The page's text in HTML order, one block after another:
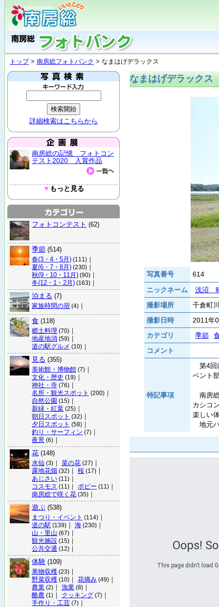
トップ> 南房総フォトバンク > なまはげデラックス
詳細検索はこちらから
南房総の記憶 フォトコン
テスト2020 入賞作品
▼ もっと見る
フォトコンテスト (62)
季節 (514)
春(3・4・5月) (111) ｜
夏(6・7・8月) (230) ｜
秋(9・10・11月) (90) ｜
冬(12・1・2月) (163) ｜
泊まる (7)
家族時間の宿 (4) ｜
食 (118)
郷土料理 (70) ｜
地産地消 (59) ｜
道の駅グルメ (10) ｜
見る (355)
美術館・博物館 (7) ｜
文化・歴史 (19) ｜
神社・寺 (76) ｜
名所・観光スポット (200) ｜
自然公園 (15) ｜
新緑・紅葉 (25) ｜
朝日スポット (32) ｜
夕日スポット (58) ｜
釣り・サーフィン (7) ｜
夜景 (6) ｜
花 (148)
水仙 (3) ｜ 菜の花 (27) ｜
露地花畑 (32) ｜ 桜 (17) ｜
あじさい (11) ｜
コスモス (11) ｜ ポピー (11) ｜
南房総で咲く花 (35) ｜
遊ぶ (538)
まつり・イベント (114) ｜
道の駅 (139) ｜ 海 (230) ｜
山・里山 (67) ｜
観光施設 (15) ｜
公共交通 (12) ｜
体験 (109)
果物収穫 (23) ｜
野菜収穫 (10) ｜ 花摘み (49) ｜
農業 (2) ｜ 漁業 (8) ｜
酪農 (1) ｜ クッキング (7) ｜
手作り・工芸 (7) ｜
なまはげデラックス
写真番号
614
ニックネーム
浅沼
撮影場所
千倉町
撮影日時
2011年
カテゴリ
季節
コメント
特記事項
第4回
ベント
南房
カシコ
楽しい
地元バ
Oops!
This page didn't load